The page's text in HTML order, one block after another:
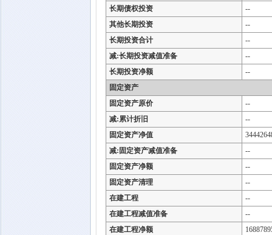
长期债权投资
--
其他长期投资
--
长期投资合计
--
减:长期投资减值准备
--
长期投资净额
--
固定资产
固定资产原价
--
减:累计折旧
--
固定资产净值
减:固定资产减值准备
--
固定资产净额
--
固定资产清理
--
在建工程
--
在建工程减值准备
--
在建工程净额